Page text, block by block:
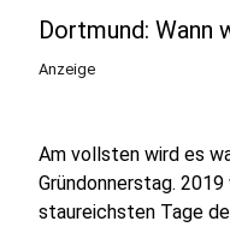
Dortmund: Wann
Anzeige
Am vollsten wird es
Gründonnerstag.
staureichsten Tage